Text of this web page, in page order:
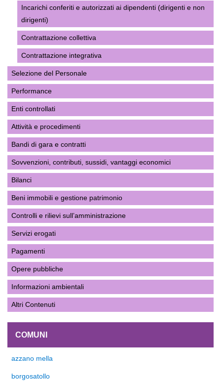
Incarichi conferiti e autorizzati ai dipendenti (dirigenti e non
dirigenti)
Contrattazione collettiva
Contrattazione integrativa
Selezione del Personale
Performance
Enti controllati
Attività e procedimenti
Bandi di gara e contratti
Sovvenzioni, contributi, sussidi, vantaggi economici
Bilanci
Beni immobili e gestione patrimonio
Controlli e rilievi sull’amministrazione
Servizi erogati
Pagamenti
Opere pubbliche
Informazioni ambientali
Altri Contenuti
COMUNI
azzano mella
borgosatollo